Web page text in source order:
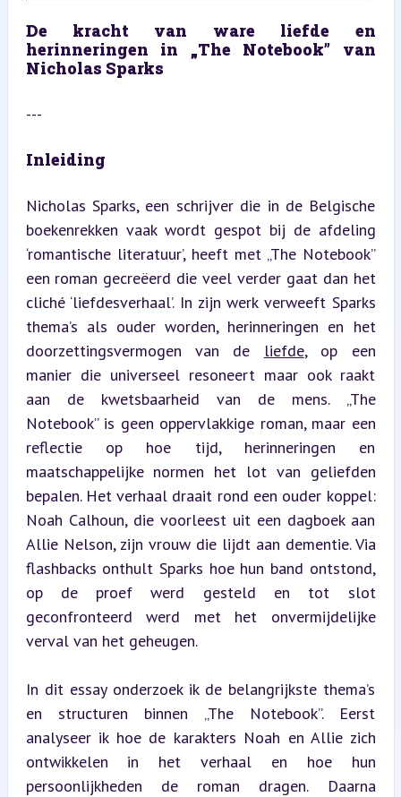
De kracht van ware liefde en
herinneringen in „The Notebook” van
Nicholas Sparks
---
Inleiding
Nicholas Sparks, een schrijver die in de Belgische
boekenrekken vaak wordt gespot bij de afdeling
‘romantische literatuur’, heeft met „The Notebook”
een roman gecreëerd die veel verder gaat dan het
cliché ‘liefdesverhaal’. In zijn werk verweeft Sparks
thema’s als ouder worden, herinneringen en het
doorzettingsvermogen van de liefde, op een
manier die universeel resoneert maar ook raakt
aan de kwetsbaarheid van de mens. „The
Notebook” is geen oppervlakkige roman, maar een
reflectie op hoe tijd, herinneringen en
maatschappelijke normen het lot van geliefden
bepalen. Het verhaal draait rond een ouder koppel:
Noah Calhoun, die voorleest uit een dagboek aan
Allie Nelson, zijn vrouw die lijdt aan dementie. Via
flashbacks onthult Sparks hoe hun band ontstond,
op de proef werd gesteld en tot slot
geconfronteerd werd met het onvermijdelijke
verval van het geheugen.
In dit essay onderzoek ik de belangrijkste thema’s
en structuren binnen „The Notebook”. Eerst
analyseer ik hoe de karakters Noah en Allie zich
ontwikkelen in het verhaal en hoe hun
persoonlijkheden de roman dragen. Daarna